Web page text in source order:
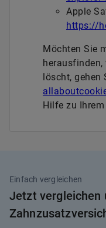
Apple
https://
Möchten Sie
löscht, gehen
Hilfe zu
Einfach vergleichen
Jetzt vergleichen